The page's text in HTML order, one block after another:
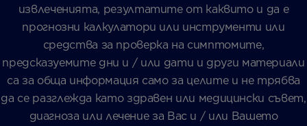
извлеченията, резултатите от каквито и да е
прогнозни калкулатори или инструменти или
средства за проверка на симптомите,
предсказуемите дни и / или дати и други материали
са за обща информация само за целите и не трябва
да се разглежда като здравен или медицински съвет,
диагноза или лечение за Вас и / или Вашето